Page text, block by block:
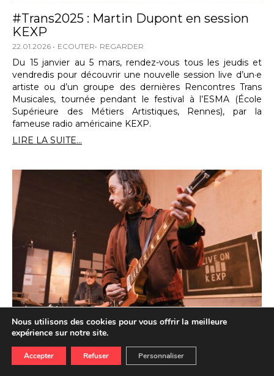
#Trans2025 : Martin Dupont en session
KEXP
22.01.2026 ECOUTER REGARDER
Du 15 janvier au 5 mars, rendez-vous tous les jeudis et
vendredis pour découvrir une nouvelle session live d’un·e
artiste ou d’un groupe des dernières Rencontres Trans
Musicales, tournée pendant le festival à l’ESMA (École
Supérieure des Métiers Artistiques, Rennes), par la
fameuse radio américaine KEXP.
LIRE LA SUITE...
#Trans2025 : Little Barrie & Malcolm
Catto en session KEXP
16.01.2026 ECOUTER REGARDER
Nous utilisons des cookies pour vous offrir la meilleure
expérience sur notre site.
Accepter Refuser Personnaliser